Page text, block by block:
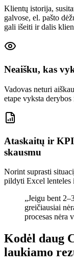
Klientų istorija,
galvose, el. pašto
gali išeiti ir dalis
Neaišku, kas
Vadovas neturi
etape vyksta
Ataskaitų ir
skausmu
Norint suprasti
pildyti Excel lenteles
„Jeigu bent
greičiausiai
procesas nėra
Kodėl daug
laukiamo